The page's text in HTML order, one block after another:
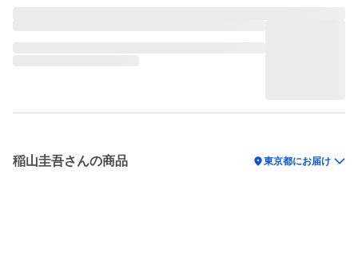
稲山圭吾さんの商品 location_on東京都にお届け